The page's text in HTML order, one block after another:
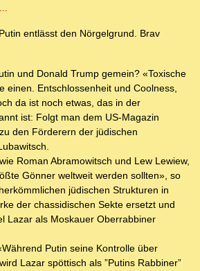
entlässt den Nörgelgrund. Brav
und Donald Trump gemein? «Toxische
einen. Entschlossenheit und Coolness,
da ist noch etwas, das in der
ist: Folgt man dem US-Magazin
den Förderern der jüdischen
Roman Abramowitsch und Lew Lewiew,
Gönner weltweit werden sollten», so
jüdischen Strukturen in
der chassidischen Sekte ersetzt und
Lazar als Moskauer Oberrabbiner
Putin seine Kontrolle über
Lazar spöttisch als ”Putins Rabbiner”